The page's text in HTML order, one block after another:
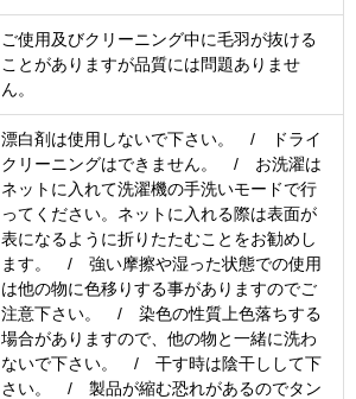
ご使用及びクリーニング中に毛羽が抜ける
ことがありますが品質には問題ありませ
ん。
漂白剤は使用しないで下さい。 / ドライ
クリーニングはできません。 / お洗濯は
ネットに入れて洗濯機の手洗いモードで行
ってください。ネットに入れる際は表面が
表になるように折りたたむことをお勧めし
ます。 / 強い摩擦や湿った状態での使用
は他の物に色移りする事がありますのでご
注意下さい。 / 染色の性質上色落ちする
場合がありますので、他の物と一緒に洗わ
ないで下さい。 / 干す時は陰干しして下
さい。 / 製品が縮む恐れがあるのでタン